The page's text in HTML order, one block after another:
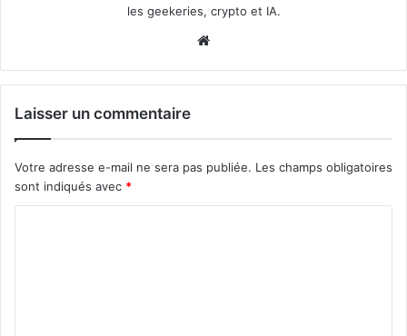
les geekeries, crypto et IA.
Website
Laisser un commentaire
Votre adresse e-mail ne sera pas publiée. Les champs obligatoires
sont indiqués avec *